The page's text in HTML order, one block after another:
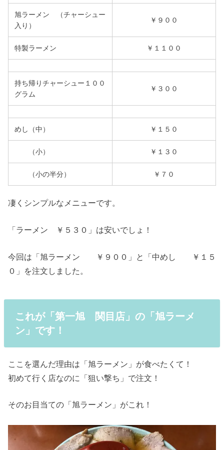
旭ラーメン （チャーシュー
入り）
￥９００
特製ラーメン ￥１１００
持ち帰りチャーシュー１００
グラム
￥３００
めし（中） ￥１５０
（小） ￥１３０
（小の半分） ￥７０
凄くシンプルなメニューです。
「ラーメン ￥５３０」は安いでしょ！
今回は「旭ラーメン ￥９００」と「中めし ￥１５
０」を注文しました。
これが「第一旭 関目店」の「旭ラーメ
ン」です！
ここを選んだ理由は「旭ラーメン」が食べたくて！
初めて行く店なのに「狙い撃ち」で注文！
そのお目当ての「旭ラーメン」がこれ！